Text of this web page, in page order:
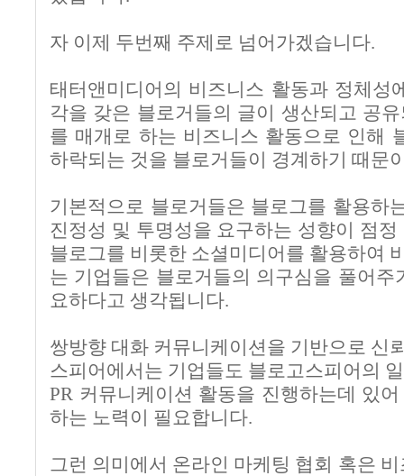
자 이제 두번째 주제로 넘어가겠습니다.
태터앤미디어의 비즈니스 활동과 정체성
각을 갖은 블로거들의 글이 생산되고 공
를 매개로 하는 비즈니스 활동으로 인해
하락되는 것을 블로거들이 경계하기 때문
기본적으로 블로거들은 블로그를 활용하
진정성 및 투명성을 요구하는 성향이 점
블로그를 비롯한 소셜미디어를 활용하여
는 기업들은 블로거들의 의구심을 풀어주
요하다고 생각됩니다.
쌍방향 대화 커뮤니케이션을 기반으로 신
스피어에서는 기업들도 블로고스피어의
PR 커뮤니케이션 활동을 진행하는데 있
하는 노력이 필요합니다.
그런 의미에서 온라인 마케팅 협회 혹은